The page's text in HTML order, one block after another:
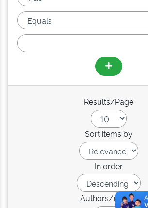
Results/Page
Sort items by
In order
Authors/record